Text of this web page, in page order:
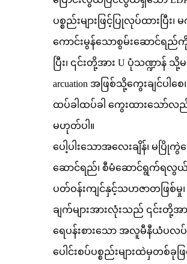
ပစ္စည်းများဖြင့်ပြုလုပ်ထားပြီး
ကောင်းမွန်သောစွမ်းဆောင်ရည်
ပြီး၊ ၎င်းတို့အား U ပုံသဏ္ဍာန်
arcuation အဖြစ်သို့ကွေးချင်ပါစေ
ထပ်ခါထပ်ခါ ကွေးထားသော်လ
မဟုတ်ပါ။
ပေါ့ပါးသောအလေးချိန်၊ မပြိုကွဲ
ဆောင်ရည်၊ စီမံဆောင်ရွက်ရ
ပတ်ဝန်းကျင်နှင့်သဟဇာတဖြစ်မှု
ချက်များအားလုံးသည် ၎င်းတို့အ
ရေပန်းစားသော အလူမီနီယံပလ
ပေါင်းစပ်ပစ္စည်းများထဲမှတစ်ခုဖြစ်